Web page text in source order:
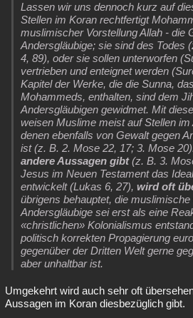
Lassen wir uns dennoch kurz auf
Stellen im Koran rechtfertigt
muslimischer Vorstellung Allah - die
Andersgläubige; sie sind des Todes
4, 89), oder sie sollen unterworfen
vertrieben und enteignet werden
Kapitel der Werke, die die Sunna,
Mohammeds, enthalten, sind dem
Andersgläubigen gewidmet. Mit
weisen Muslime meist auf Stellen im
denen ebenfalls von Gewalt gegen
ist (z. B. 2. Mose 22, 17; 3. Mose
andere Aussagen gibt(z. B. 3.
Jesus im Neuen Testament das
entwickelt (Lukas 6, 27), wird oft
übrigens behauptet, die
Andersgläubige sei erst als eine
«christlichen» Kolonialismus
politisch korrekten Propagierung
gegenüber der Dritten Welt gerne
aber unhaltbar ist.
Umgekehrt wird auch sehr oft
Aussagen im Koran diesbezüglich gibt.